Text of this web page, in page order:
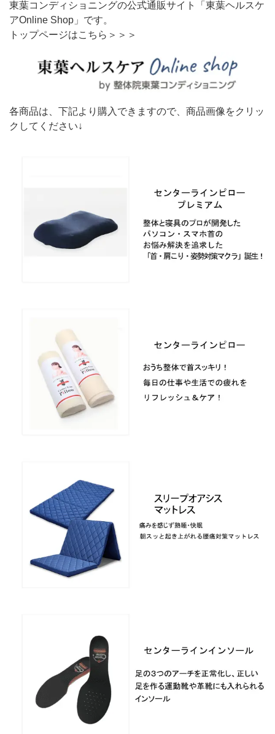
東葉コンディショニングの公式通販サイト「東葉ヘルスケ
アOnline Shop」です。
トップページはこちら＞＞＞
各商品は、下記より購入できますので、商品画像をクリッ
クしてください↓